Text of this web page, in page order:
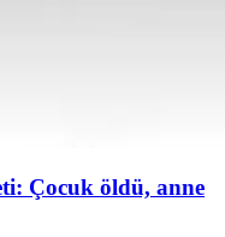
Çocuk öldü, anne